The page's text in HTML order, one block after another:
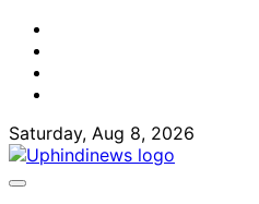
Skip
content
Saturday, Aug 8, 2026